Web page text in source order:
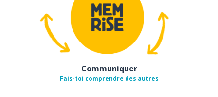
Communiquer
Fais-toi comprendre des autres